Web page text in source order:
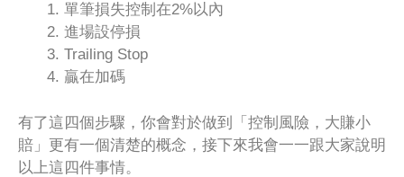
單筆損失控制在2%以內
進場設停損
Trailing Stop
贏在加碼
有了這四個步驟，你會對於做到「控制風險，大賺小
賠」更有一個清楚的概念，接下來我會一一跟大家說明
以上這四件事情。